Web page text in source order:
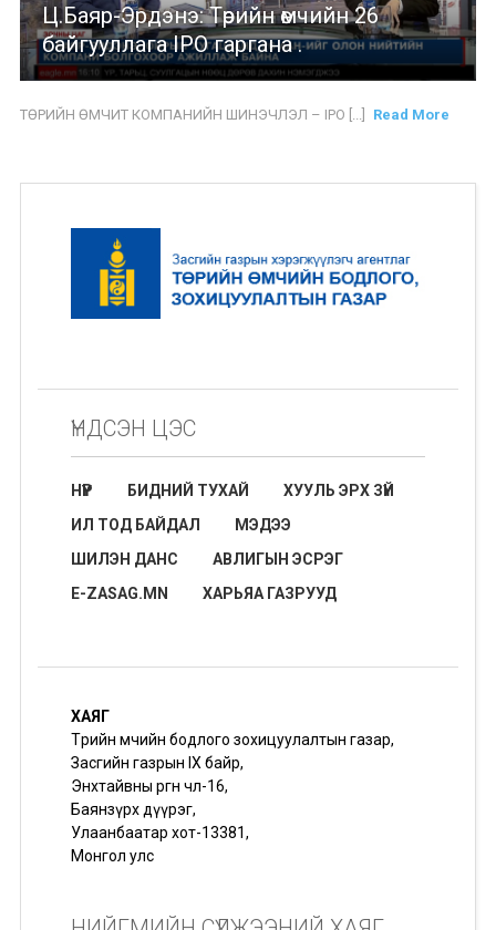
Ц.Баяр-Эрдэнэ: Төрийн өмчийн 26
байгууллага IPO гаргана .
ТӨРИЙН ӨМЧИТ КОМПАНИЙН ШИНЭЧЛЭЛ – IPO [...] Read More
ҮНДСЭН ЦЭС
НҮҮР БИДНИЙ ТУХАЙ
ХУУЛЬ ЭРХ ЗҮЙ
ИЛ ТОД БАЙДАЛ
МЭДЭЭ
ШИЛЭН ДАНС
АВЛИГЫН ЭСРЭГ
E-ZASAG.MN
ХАРЬЯА ГАЗРУУД
ХАЯГ
Төрийн өмчийн бодлого зохицуулалтын газар,
Засгийн газрын IX байр,
Энхтайвны өргөн чөлөө-16,
Баянзүрх дүүрэг,
Улаанбаатар хот-13381,
Монгол улс